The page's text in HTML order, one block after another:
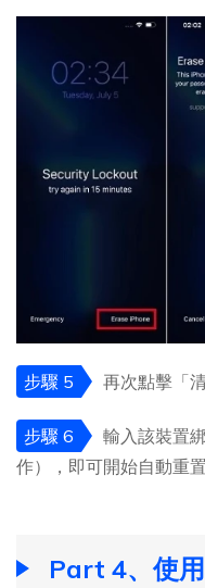
步驟 5 再次點擊「
步驟 6
輸入該裝置
作），即可開始自動重
Part 4、使